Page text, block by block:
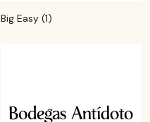
Big Easy (1)